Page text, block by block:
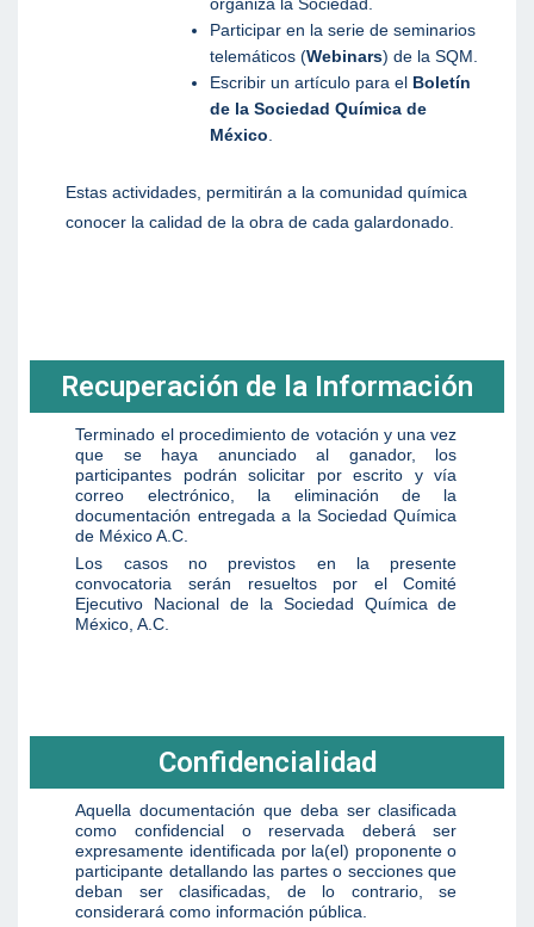
organiza la Sociedad.
Participar en la serie de seminarios
telemáticos (Webinars) de la SQM.
Escribir un artículo para el Boletín
de la Sociedad Química de
México.
Estas actividades, permitirán a la comunidad química
conocer la calidad de la obra de cada galardonado.
Recuperación de la Información
Terminado el procedimiento de votación y una vez
que se haya anunciado al ganador, los
participantes podrán solicitar por escrito y vía
correo electrónico, la eliminación de la
documentación entregada a la Sociedad Química
de México A.C.
Los casos no previstos en la presente
convocatoria serán resueltos por el Comité
Ejecutivo Nacional de la Sociedad Química de
México, A.C.
Confidencialidad
Aquella documentación que deba ser clasificada
como confidencial o reservada deberá ser
expresamente identificada por la(el) proponente o
participante detallando las partes o secciones que
deban ser clasificadas, de lo contrario, se
considerará como información pública.